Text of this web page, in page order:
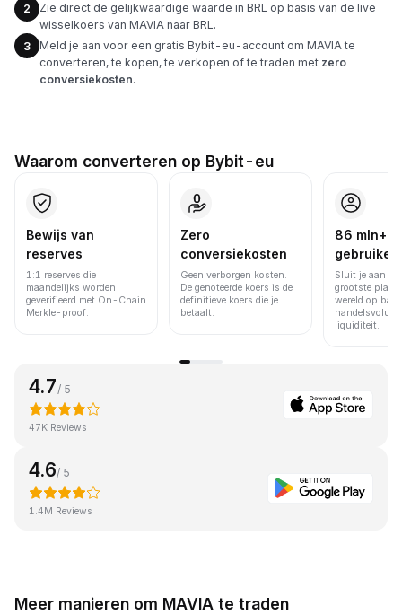
2
Zie direct de gelijkwaardige waarde in BRL op basis van de live
wisselkoers van MAVIA naar BRL.
3
Meld je aan voor een gratis Bybit-eu-account om MAVIA te
converteren, te kopen, te verkopen of te traden met zero
conversiekosten.
Waarom converteren op Bybit-eu
Bewijs van
reserves
1:1 reserves die
maandelijks worden
geverifieerd met On-Chain
Merkle-proof.
Zero
conversiekosten
Geen verborgen kosten.
De genoteerde koers is de
definitieve koers die je
betaalt.
86 mln+
Sluit je aan bij
grootste
wereld op
liquiditeit.
4.7 / 5
47K Reviews
4.6/ 5
1.4M Reviews
Meer manieren om MAVIA te traden